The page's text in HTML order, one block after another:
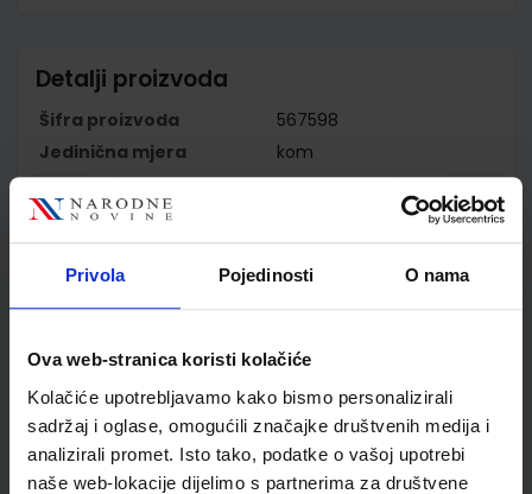
Privola Pojedinosti O nama
Ova web-stranica koristi kolačiće
Kolačiće upotrebljavamo kako bismo personalizirali
sadržaj i oglase, omogućili značajke društvenih medija i
analizirali promet. Isto tako, podatke o vašoj upotrebi
naše web-lokacije dijelimo s partnerima za društvene
Detalji proizvoda
Šifra proizvoda
567598
Jedinična mjera
kom
Nakladnik
PROFIL KLETT d.o.o.
Autor
Antier Brillant Erlich Lopes
Le Bougnec
Školski razred
30 3.RAZRED SŠ
Vrsta školske knjige
Nastavni predmet
FRANCUSKI JEZIK
Reg br min
6926-DOM